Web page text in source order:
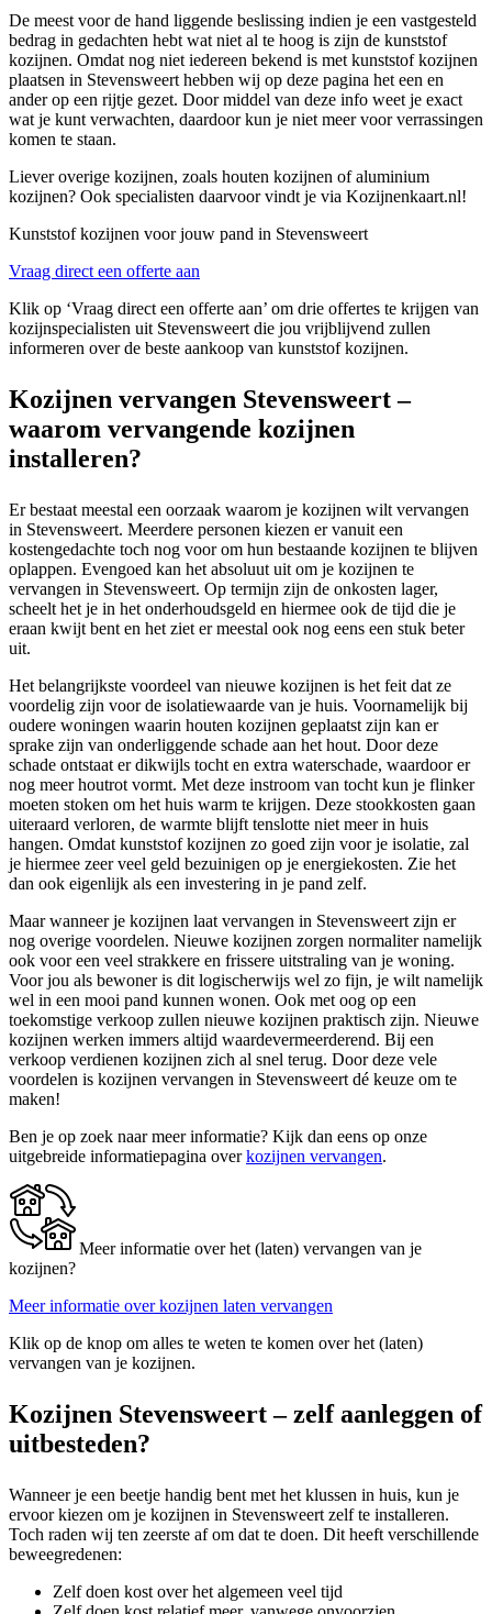
De meest voor de hand liggende beslissing indien je een vastgesteld
bedrag in gedachten hebt wat niet al te hoog is zijn de kunststof
kozijnen. Omdat nog niet iedereen bekend is met kunststof kozijnen
plaatsen in Stevensweert hebben wij op deze pagina het een en
ander op een rijtje gezet. Door middel van deze info weet je exact
wat je kunt verwachten, daardoor kun je niet meer voor verrassingen
komen te staan.
Liever overige kozijnen, zoals houten kozijnen of aluminium
kozijnen? Ook specialisten daarvoor vindt je via Kozijnenkaart.nl!
Kunststof kozijnen voor jouw pand in Stevensweert
Vraag direct een offerte aan
Klik op ‘Vraag direct een offerte aan’ om drie offertes te krijgen van
kozijnspecialisten uit Stevensweert die jou vrijblijvend zullen
informeren over de beste aankoop van kunststof kozijnen.
Kozijnen vervangen Stevensweert –
waarom vervangende kozijnen
installeren?
Er bestaat meestal een oorzaak waarom je kozijnen wilt vervangen
in Stevensweert. Meerdere personen kiezen er vanuit een
kostengedachte toch nog voor om hun bestaande kozijnen te blijven
oplappen. Evengoed kan het absoluut uit om je kozijnen te
vervangen in Stevensweert. Op termijn zijn de onkosten lager,
scheelt het je in het onderhoudsgeld en hiermee ook de tijd die je
eraan kwijt bent en het ziet er meestal ook nog eens een stuk beter
uit.
Het belangrijkste voordeel van nieuwe kozijnen is het feit dat ze
voordelig zijn voor de isolatiewaarde van je huis. Voornamelijk bij
oudere woningen waarin houten kozijnen geplaatst zijn kan er
sprake zijn van onderliggende schade aan het hout. Door deze
schade ontstaat er dikwijls tocht en extra waterschade, waardoor er
nog meer houtrot vormt. Met deze instroom van tocht kun je flinker
moeten stoken om het huis warm te krijgen. Deze stookkosten gaan
uiteraard verloren, de warmte blijft tenslotte niet meer in huis
hangen. Omdat kunststof kozijnen zo goed zijn voor je isolatie, zal
je hiermee zeer veel geld bezuinigen op je energiekosten. Zie het
dan ook eigenlijk als een investering in je pand zelf.
Maar wanneer je kozijnen laat vervangen in Stevensweert zijn er
nog overige voordelen. Nieuwe kozijnen zorgen normaliter namelijk
ook voor een veel strakkere en frissere uitstraling van je woning.
Voor jou als bewoner is dit logischerwijs wel zo fijn, je wilt namelijk
wel in een mooi pand kunnen wonen. Ook met oog op een
toekomstige verkoop zullen nieuwe kozijnen praktisch zijn. Nieuwe
kozijnen werken immers altijd waardevermeerderend. Bij een
verkoop verdienen kozijnen zich al snel terug. Door deze vele
voordelen is kozijnen vervangen in Stevensweert dé keuze om te
maken!
Ben je op zoek naar meer informatie? Kijk dan eens op onze
uitgebreide informatiepagina overkozijnen vervangen.
Meer informatie over het (laten) vervangen van je
kozijnen?
Meer informatie over kozijnen laten vervangen
Klik op de knop om alles te weten te komen over het (laten)
vervangen van je kozijnen.
Kozijnen Stevensweert – zelf aanleggen of
uitbesteden?
Wanneer je een beetje handig bent met het klussen in huis, kun je
ervoor kiezen om je kozijnen in Stevensweert zelf te installeren.
Toch raden wij ten zeerste af om dat te doen. Dit heeft verschillende
beweegredenen:
Zelf doen kost over het algemeen veel tijd